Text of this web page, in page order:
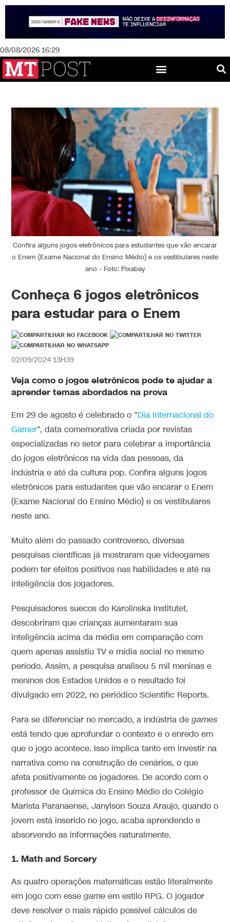
08/08/2026 16:29
Confira alguns jogos eletrônicos para estudantes que vão encarar
o Enem (Exame Nacional do Ensino Médio) e os vestibulares neste
ano - Foto: Pixabay
Conheça 6 jogos eletrônicos
para estudar para o Enem
02/09/2024 13H39
Veja como o jogos eletrônicos pode te ajudar a
aprender temas abordados na prova
Em 29 de agosto é celebrado o “Dia Internacional do
Gamer“, data comemorativa criada por revistas
especializadas no setor para celebrar a importância
do jogos eletrônicos na vida das pessoas, da
indústria e até da cultura pop. Confira alguns jogos
eletrônicos para estudantes que vão encarar o Enem
(Exame Nacional do Ensino Médio) e os vestibulares
neste ano.
Muito além do passado controverso, diversas
pesquisas científicas já mostraram que videogames
podem ter efeitos positivos nas habilidades e até na
inteligência dos jogadores.
Pesquisadores suecos do Karolinska Institutet,
descobriram que crianças aumentaram sua
inteligência acima da média em comparação com
quem apenas assistiu TV e mídia social no mesmo
período. Assim, a pesquisa analisou 5 mil meninas e
meninos dos Estados Unidos e o resultado foi
divulgado em 2022, no periódico Scientific Reports.
Para se diferenciar no mercado, a indústria degames
está tendo que aprofundar o contexto e o enredo em
que o jogo acontece. Isso implica tanto em investir na
narrativa como na construção de cenários, o que
afeta positivamente os jogadores. De acordo com o
professor de Química do Ensino Médio do Colégio
Marista Paranaense, Janylson Souza Araujo, quando o
jovem está inserido no jogo, acaba aprendendo e
absorvendo as informações naturalmente.
1. Math and Sorcery
As quatro operações matemáticas estão literalmente
em jogo com essegameem estilo RPG. O jogador
deve resolver o mais rápido possível cálculos de